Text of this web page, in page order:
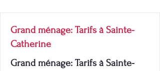
Grand ménage: Tarifs à Sainte-
Catherine
Grand ménage: Tarifs à Sainte-